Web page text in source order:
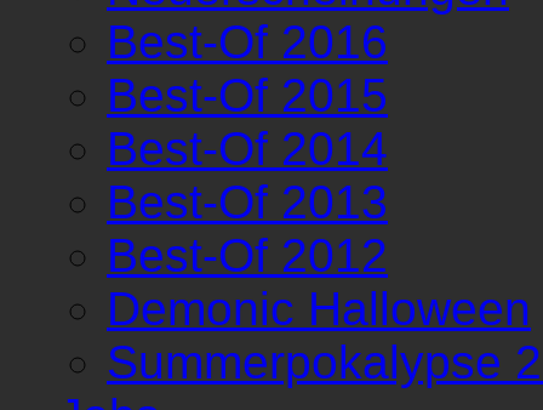
Best-Of 2016
Best-Of 2015
Best-Of 2014
Best-Of 2013
Best-Of 2012
Demonic Halloween
Summerpokalypse